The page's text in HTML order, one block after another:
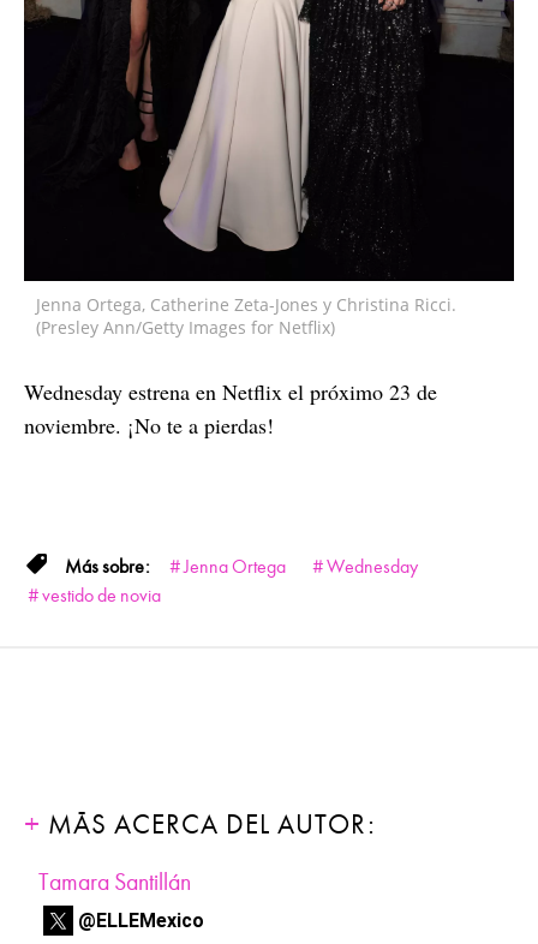
Jenna Ortega, Catherine Zeta-Jones y Christina Ricci.
(Presley Ann/Getty Images for Netflix)
Wednesday estrena en Netflix el próximo 23 de
noviembre. ¡No te a pierdas!
Jenna Ortega
Wednesday
vestido de novia
MÁS ACERCA DEL AUTOR:
Tamara Santillán
@ELLEMexico